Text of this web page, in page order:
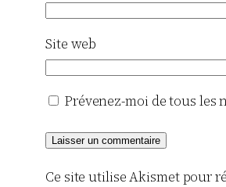
Site web
Prévenez-moi de tous les
Ce site utilise Akismet pour